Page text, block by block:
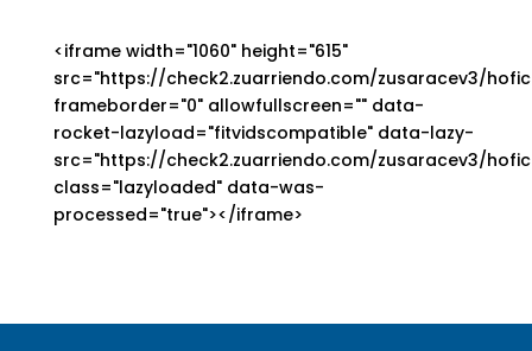
<iframe width="1060" height="615"
src="https://check2.zuarriendo.com/zusaracev3/
frameborder="0" allowfullscreen="" data-
rocket-lazyload="fitvidscompatible" data-lazy-
src="https://check2.zuarriendo.com/zusaracev3/
class="lazyloaded" data-was-
processed="true"></iframe>